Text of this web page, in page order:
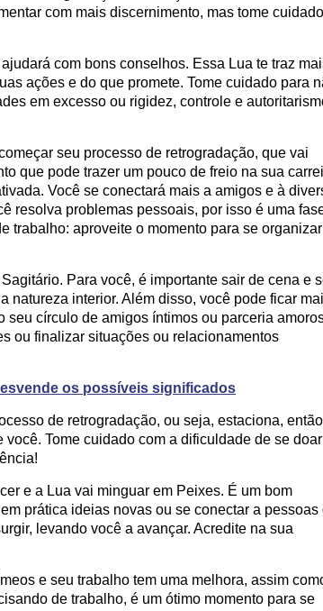
com mais discernimento, mas tome cuidado
com bons conselhos. Essa Lua te traz
ações e do que promete. Tome cuidado para
em excesso ou rigidez, controle e
seu processo de retrogradação, que vai
que pode trazer um pouco de freio na sua
Você se conectará mais a amigos e à
resolva problemas pessoais, por isso é uma
trabalho: aproveite o momento para se
Para você, é importante sair de cena e
natureza interior. Além disso, você pode ficar
seu círculo de amigos íntimos ou parceria
ou finalizar situações ou relacionamentos
os possíveis significados
de retrogradação, ou seja, estaciona,
Tome cuidado com a dificuldade de se
e a Lua vai minguar em Peixes. É um bom
prática ideias novas ou se conectar a pessoas
levando você a avançar. Acredite na sua
e seu trabalho tem uma melhora, assim
de trabalho, é um ótimo momento para se